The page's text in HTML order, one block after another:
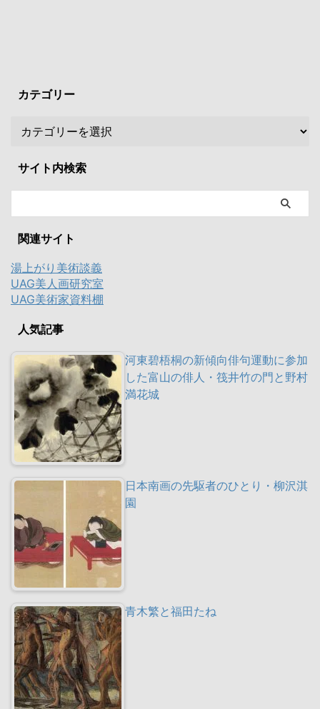
カテゴリー
サイト内検索
関連サイト
湯上がり美術談義
UAG美人画研究室
UAG美術家資料棚
人気記事
河東碧梧桐の新傾向俳句運動に参加
した富山の俳人・筏井竹の門と野村
満花城
日本南画の先駆者のひとり・柳沢淇
園
青木繁と福田たね